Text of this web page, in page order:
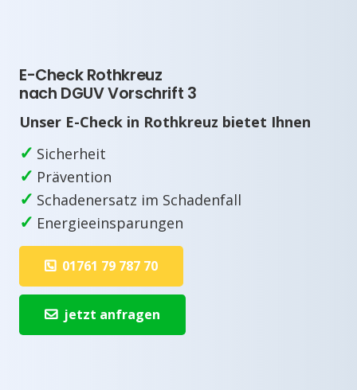
E-Check Rothkreuz
nach DGUV Vorschrift 3
Unser E-Check in Rothkreuz bietet Ihnen
✓ Sicherheit
✓ Prävention
✓ Schadenersatz im Schadenfall
✓ Energieeinsparungen
01761 79 787 70
jetzt anfragen